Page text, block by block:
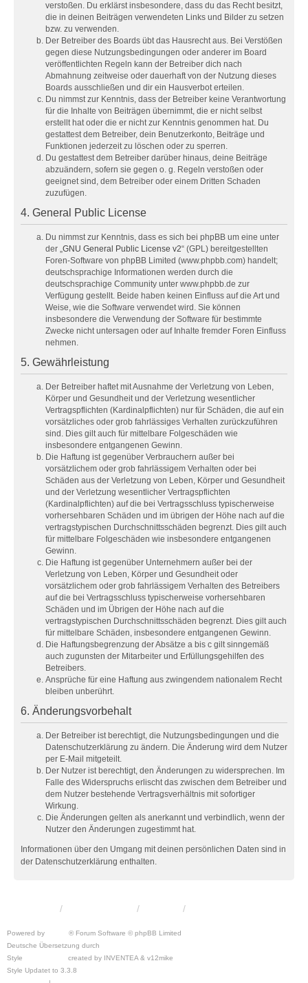
verstoßen. Du erklärst insbesondere, dass du das Recht besitzt,
die in deinen Beiträgen verwendeten Links und Bilder zu setzen
bzw. zu verwenden.
Der Betreiber des Boards übt das Hausrecht aus. Bei Verstößen
gegen diese Nutzungsbedingungen oder anderer im Board
veröffentlichten Regeln kann der Betreiber dich nach
Abmahnung zeitweise oder dauerhaft von der Nutzung dieses
Boards ausschließen und dir ein Hausverbot erteilen.
Du nimmst zur Kenntnis, dass der Betreiber keine Verantwortung
für die Inhalte von Beiträgen übernimmt, die er nicht selbst
erstellt hat oder die er nicht zur Kenntnis genommen hat. Du
gestattest dem Betreiber, dein Benutzerkonto, Beiträge und
Funktionen jederzeit zu löschen oder zu sperren.
Du gestattest dem Betreiber darüber hinaus, deine Beiträge
abzuändern, sofern sie gegen o. g. Regeln verstoßen oder
geeignet sind, dem Betreiber oder einem Dritten Schaden
zuzufügen.
4. General Public License
Du nimmst zur Kenntnis, dass es sich bei phpBB um eine unter
der „GNU General Public License v2“ (GPL) bereitgestellten
Foren-Software von phpBB Limited (www.phpbb.com) handelt;
deutschsprachige Informationen werden durch die
deutschsprachige Community unter www.phpbb.de zur
Verfügung gestellt. Beide haben keinen Einfluss auf die Art und
Weise, wie die Software verwendet wird. Sie können
insbesondere die Verwendung der Software für bestimmte
Zwecke nicht untersagen oder auf Inhalte fremder Foren Einfluss
nehmen.
5. Gewährleistung
Der Betreiber haftet mit Ausnahme der Verletzung von Leben,
Körper und Gesundheit und der Verletzung wesentlicher
Vertragspflichten (Kardinalpflichten) nur für Schäden, die auf ein
vorsätzliches oder grob fahrlässiges Verhalten zurückzuführen
sind. Dies gilt auch für mittelbare Folgeschäden wie
insbesondere entgangenen Gewinn.
Die Haftung ist gegenüber Verbrauchern außer bei
vorsätzlichem oder grob fahrlässigem Verhalten oder bei
Schäden aus der Verletzung von Leben, Körper und Gesundheit
und der Verletzung wesentlicher Vertragspflichten
(Kardinalpflichten) auf die bei Vertragsschluss typischerweise
vorhersehbaren Schäden und im übrigen der Höhe nach auf die
vertragstypischen Durchschnittsschäden begrenzt. Dies gilt auch
für mittelbare Folgeschäden wie insbesondere entgangenen
Gewinn.
Die Haftung ist gegenüber Unternehmern außer bei der
Verletzung von Leben, Körper und Gesundheit oder
vorsätzlichem oder grob fahrlässigem Verhalten des Betreibers
auf die bei Vertragsschluss typischerweise vorhersehbaren
Schäden und im Übrigen der Höhe nach auf die
vertragstypischen Durchschnittsschäden begrenzt. Dies gilt auch
für mittelbare Schäden, insbesondere entgangenen Gewinn.
Die Haftungsbegrenzung der Absätze a bis c gilt sinngemäß
auch zugunsten der Mitarbeiter und Erfüllungsgehilfen des
Betreibers.
Ansprüche für eine Haftung aus zwingendem nationalem Recht
bleiben unberührt.
6. Änderungsvorbehalt
Der Betreiber ist berechtigt, die Nutzungsbedingungen und die
Datenschutzerklärung zu ändern. Die Änderung wird dem Nutzer
per E-Mail mitgeteilt.
Der Nutzer ist berechtigt, den Änderungen zu widersprechen. Im
Falle des Widerspruchs erlischt das zwischen dem Betreiber und
dem Nutzer bestehende Vertragsverhältnis mit sofortiger
Wirkung.
Die Änderungen gelten als anerkannt und verbindlich, wenn der
Nutzer den Änderungen zugestimmt hat.
Informationen über den Umgang mit deinen persönlichen Daten sind in
der Datenschutzerklärung enthalten.
Powered by
® Forum Software © phpBB Limited
Deutsche Übersetzung durch
Style
created by INVENTEA & v12mike
Style Updatet to 3.3.8